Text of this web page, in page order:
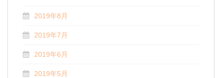
2019年8月
2019年7月
2019年6月
2019年5月